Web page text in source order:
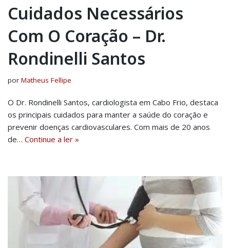
Cuidados Necessários
Com O Coração – Dr.
Rondinelli Santos
por Matheus Fellipe
O Dr. Rondinelli Santos, cardiologista em Cabo Frio, destaca
os principais cuidados para manter a saúde do coração e
prevenir doenças cardiovasculares. Com mais de 20 anos
de… Continue a ler »